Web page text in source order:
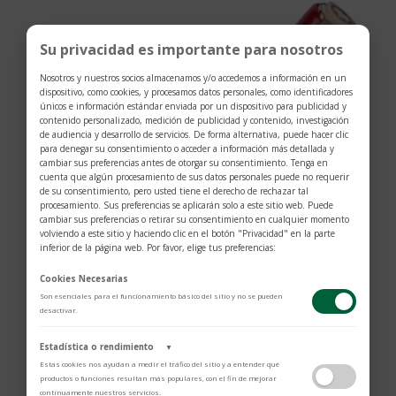
$1.370
Su privacidad es importante para nosotros
Nosotros y nuestros socios almacenamos y/o accedemos a información en un
dispositivo, como cookies, y procesamos datos personales, como identificadores
únicos e información estándar enviada por un dispositivo para publicidad y
contenido personalizado, medición de publicidad y contenido, investigación
de audiencia y desarrollo de servicios. De forma alternativa, puede hacer clic
para denegar su consentimiento o acceder a información más detallada y
cambiar sus preferencias antes de otorgar su consentimiento. Tenga en
cuenta que algún procesamiento de sus datos personales puede no requerir
de su consentimiento, pero usted tiene el derecho de rechazar tal
procesamiento. Sus preferencias se aplicarán solo a este sitio web. Puede
cambiar sus preferencias o retirar su consentimiento en cualquier momento
volviendo a este sitio y haciendo clic en el botón "Privacidad" en la parte
inferior de la página web. Por favor, elige tus preferencias:
Cookies Necesarias
Son esenciales para el funcionamiento básico del sitio y no se pueden
desactivar.
Estadística o rendimiento
▼
Estas cookies nos ayudan a medir el tráfico del sitio y a entender qué
productos o funciones resultan más populares, con el fin de mejorar
continuamente nuestros servicios.